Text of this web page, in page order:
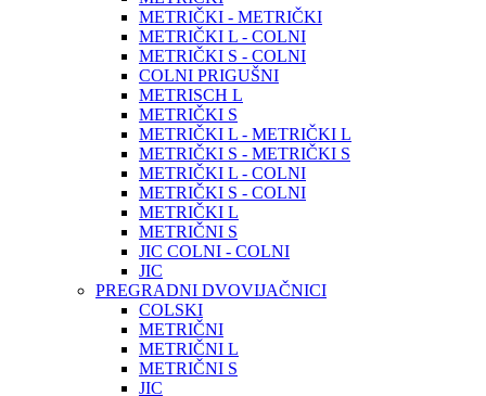
METRIČKI - METRIČKI
METRIČKI L - COLNI
METRIČKI S - COLNI
COLNI PRIGUŠNI
METRISCH L
METRIČKI S
METRIČKI L - METRIČKI L
METRIČKI S - METRIČKI S
METRIČKI L - COLNI
METRIČKI S - COLNI
METRIČKI L
METRIČNI S
JIC COLNI - COLNI
JIC
PREGRADNI DVOVIJAČNICI
COLSKI
METRIČNI
METRIČNI L
METRIČNI S
JIC